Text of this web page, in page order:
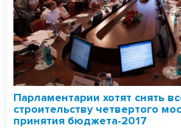
Парламентарии хотят снять
строительству четвертого
принятия бюджета-2017